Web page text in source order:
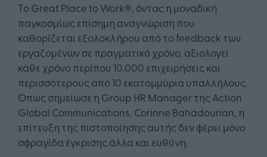
Tο Great Place to Work®, όντας η μοναδική
παγκοσμίως επίσημη αναγνώριση που
καθορίζεται εξολοκλήρου από το feedback των
εργαζομένων σε πραγματικό χρόνο, αξιολογεί
κάθε χρόνο περίπου 10.000 επιχειρήσεις και
περισσότερους από 10 εκατομμύρια υπαλλήλους.
Όπως σημείωσε η Group HR Manager της Action
Global Communications, Corinne Bahadourian, η
επίτευξη της πιστοποίησης αυτής δεν φέρει μόνο
σφραγίδα έγκρισης άλλα και ευθύνη.